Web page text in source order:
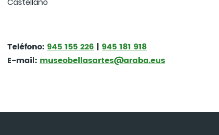
Castellano
Teléfono: 945 155 226 | 945 181 918
E-mail: museobellasartes@araba.eus